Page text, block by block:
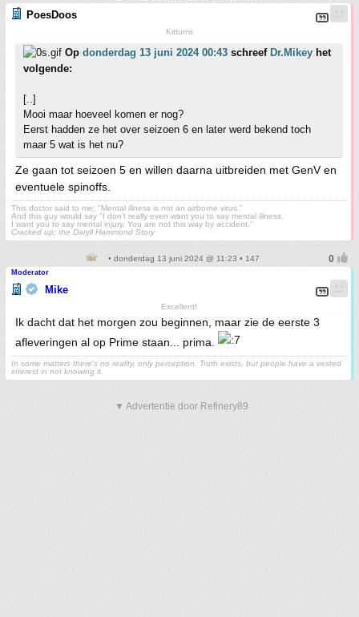
PoesDoos
Kittums
Op donderdag 13 juni 2024 00:43 schreef Dr.Mikey het
volgende:
[..]
Mooi maar hoeveel komen er nog?
Eerst hadden ze het over seizoen 6 en later werd bekend toch
maar 5 wat is het nu?
Ze gaan tot seizoen 5 en willen daarna uitbreiden met GenV en
eventuele spinoffs.
This doctor said to me; ''Mental illness is not an airborne virus.''
And this guy would say ''I don't really even want you to say mental illness.
I want you to say mental injury. You are not this way by accident.''
Cracked up; the Daryll Hammond Story
• donderdag 13 juni 2024 @ 11:23 • 147
Moderator
Mike
Excellent!
Ik dacht dat het morgen zou beginnen, maar zie de eerste 3
afleveringen al op Prime staan... prima.
In some matters there's no reality, only perception. Truth exists, but people have a vested
interest in not knowing it.
▼ Advertentie door Refinery89